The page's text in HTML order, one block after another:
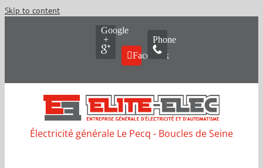
Skip to content
Google
+
Facebook
Phone
Électricité générale Le Pecq - Boucles de Seine